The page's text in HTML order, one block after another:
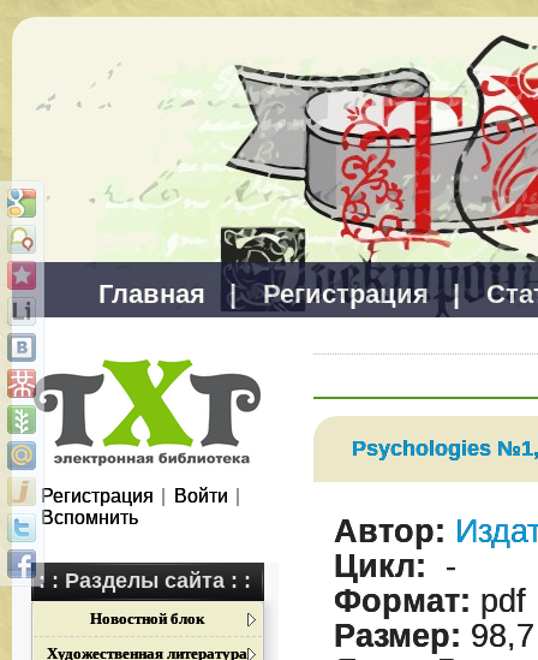
Главная | Регистрация |
Регистрация Войти
Вспомнить
: : Разделы сайта : :
Новостной блок
Художественная литература
Psychologies №1,
Автор:
Цикл: -
Формат: pdf
Размер: